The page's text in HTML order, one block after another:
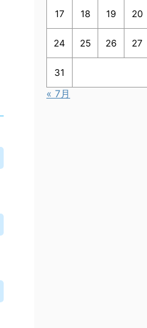
17 18 19 20
24 25 26 27
31
« 7月